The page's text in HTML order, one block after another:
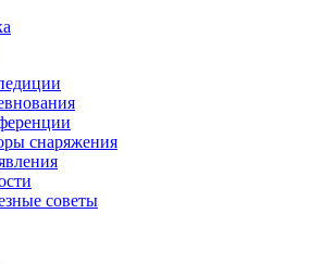
снаряжения
советы